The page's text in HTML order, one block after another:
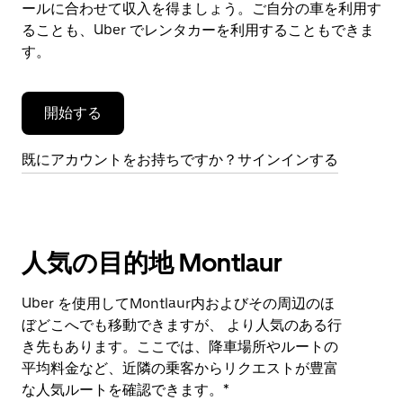
閉
じ
ま
す。
ールに合わせて収入を得ましょう。ご自分の車を利用す
ることも、Uber でレンタカーを利用することもできま
す。
開始する
既にアカウントをお持ちですか？サインインする
人気の目的地 Montlaur
Uber を使用してMontlaur内およびその周辺のほ
ぼどこへでも移動できますが、 より人気のある行
き先もあります。ここでは、降車場所やルートの
平均料金など、近隣の乗客からリクエストが豊富
な人気ルートを確認できます。*